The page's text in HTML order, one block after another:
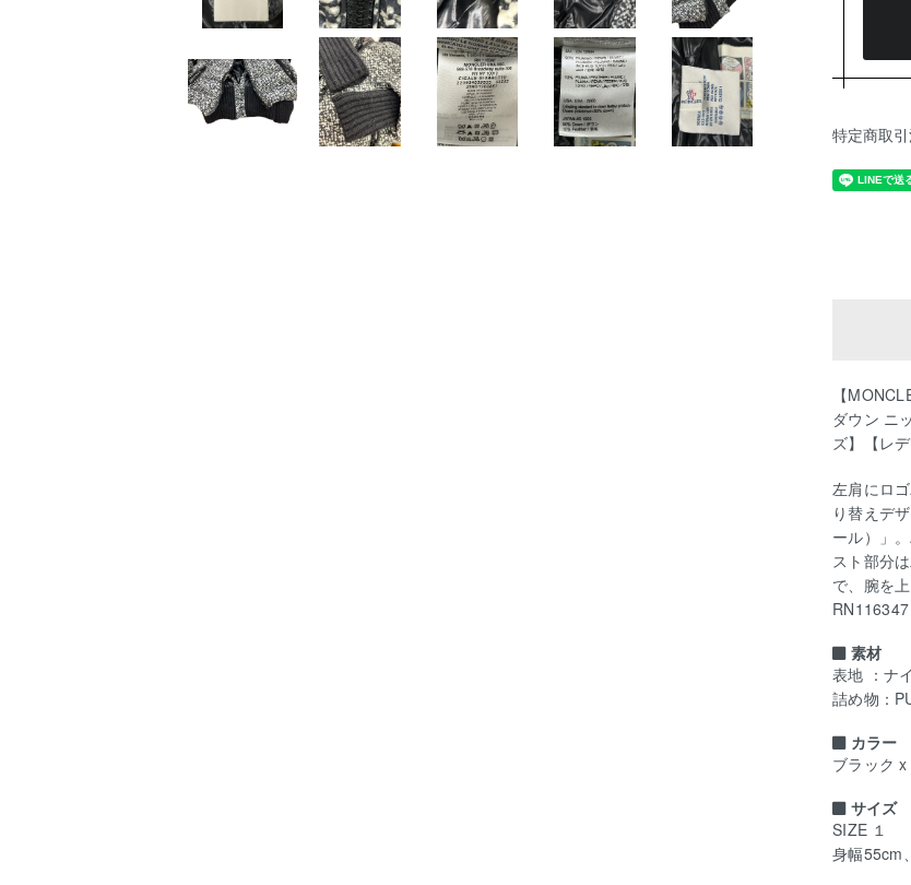
特定商取
【
ダウン ニ
ズ】【レデ
左肩にロ
り替えデ
ール）」
スト部分
で、腕を
RN116347
素材
表地 ：ナ
詰め物：
カラー
ブラック x
サイズ
SIZE １
身幅55cm